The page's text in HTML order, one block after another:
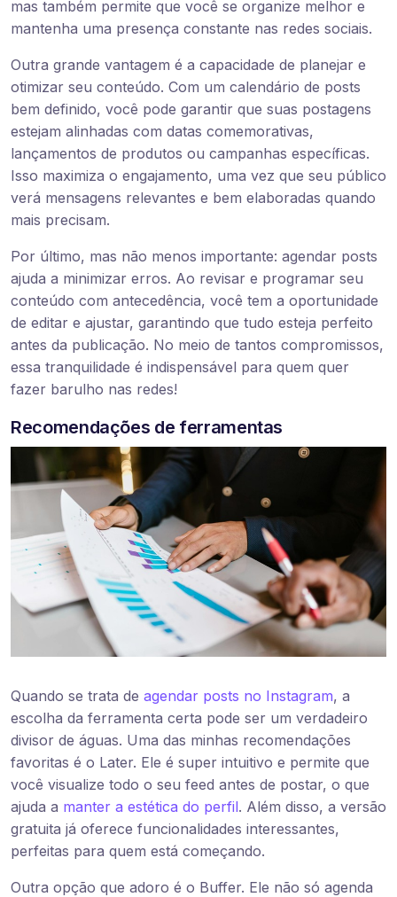
mas também permite que você se organize melhor e
mantenha uma presença constante nas redes sociais.
Outra grande vantagem é a capacidade de planejar e
otimizar seu conteúdo. Com um calendário de posts
bem definido, você pode garantir que suas postagens
estejam alinhadas com datas comemorativas,
lançamentos de produtos ou campanhas específicas.
Isso maximiza o engajamento, uma vez que seu público
verá mensagens relevantes e bem elaboradas quando
mais precisam.
Por último, mas não menos importante: agendar posts
ajuda a minimizar erros. Ao revisar e programar seu
conteúdo com antecedência, você tem a oportunidade
de editar e ajustar, garantindo que tudo esteja perfeito
antes da publicação. No meio de tantos compromissos,
essa tranquilidade é indispensável para quem quer
fazer barulho nas redes!
Recomendações de ferramentas
Quando se trata de agendar posts no Instagram, a
escolha da ferramenta certa pode ser um verdadeiro
divisor de águas. Uma das minhas recomendações
favoritas é o Later. Ele é super intuitivo e permite que
você visualize todo o seu feed antes de postar, o que
ajuda a manter a estética do perfil. Além disso, a versão
gratuita já oferece funcionalidades interessantes,
perfeitas para quem está começando.
Outra opção que adoro é o Buffer. Ele não só agenda